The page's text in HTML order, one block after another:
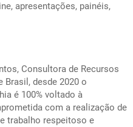
apresentações, painéis,
Consultora de Recursos
Brasil, desde 2020 o
é 100% voltado à
com a realização de
trabalho respeitoso e